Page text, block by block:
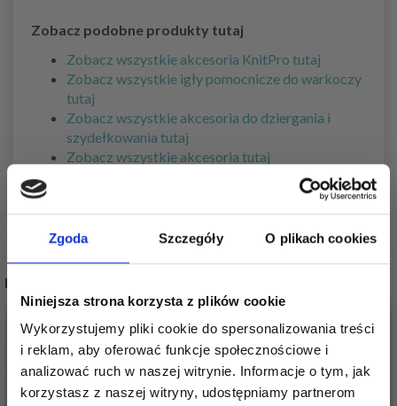
Zgoda Szczegóły O plikach cookies
Niniejsza strona korzysta z plików cookie
Wykorzystujemy pliki cookie do spersonalizowania treści
i reklam, aby oferować funkcje społecznościowe i
analizować ruch w naszej witrynie. Informacje o tym, jak
korzystasz z naszej witryny, udostępniamy partnerom
Zobacz podobne produkty tutaj
Zobacz wszystkie akcesoria KnitPro tutaj
Zobacz wszystkie igły pomocnicze do warkoczy
tutaj
Zobacz wszystkie akcesoria do dziergania i
szydełkowania tutaj
Zobacz wszystkie akcesoria tutaj
POPULARNE ALTERNATYWY